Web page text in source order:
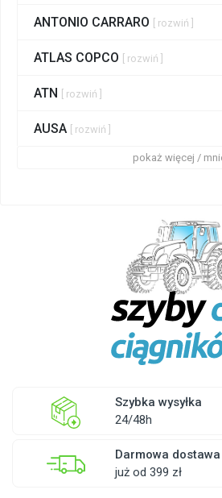
ANTONIO CARRARO [ rozwiń ]
ATLAS COPCO [ rozwiń ]
ATN [ rozwiń ]
AUSA [ rozwiń ]
pokaż więcej /
Szybka wysyłka
24/48h
Darmowa dostawa
już od 399 zł